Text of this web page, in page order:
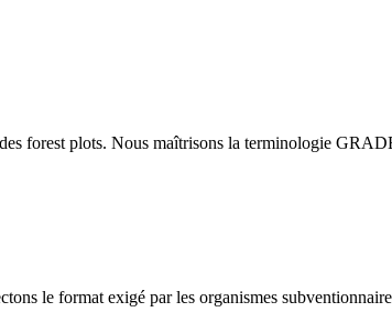
forest plots. Nous maîtrisons la terminologie
le format exigé par les organismes